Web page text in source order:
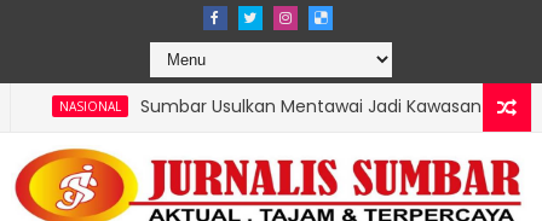
Usulkan Mentawai Jadi Kawasan Tambak Udang